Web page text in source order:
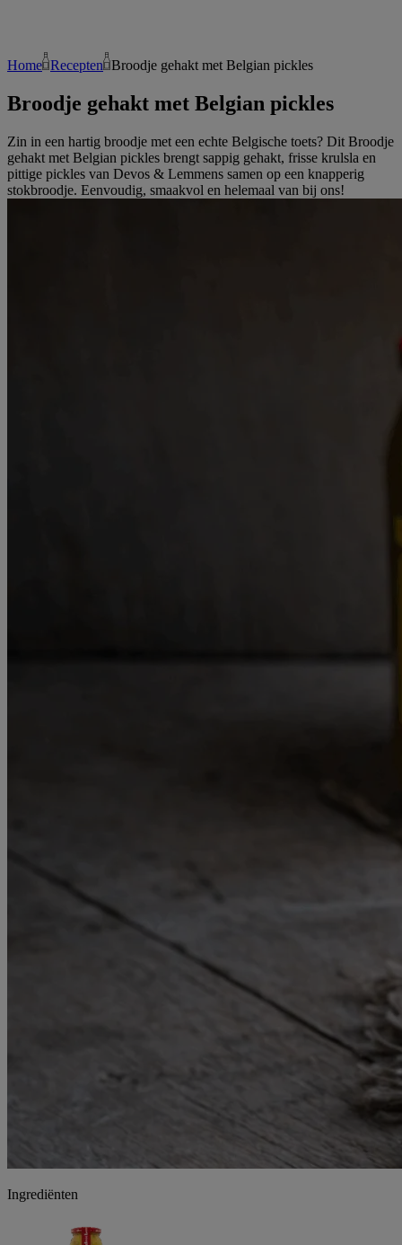
Home Recepten Broodje gehakt met Belgian pickles
Broodje gehakt met Belgian pickles
Zin in een hartig broodje met een echte Belgische toets? Dit Broodje
gehakt met Belgian pickles brengt sappig gehakt, frisse krulsla en
pittige pickles van Devos & Lemmens samen op een knapperig
stokbroodje. Eenvoudig, smaakvol en helemaal van bij ons!
Ingrediënten